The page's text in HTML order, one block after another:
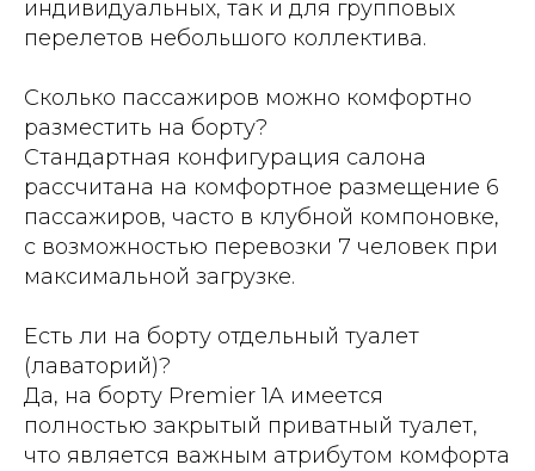
индивидуальных, так и для групповых
перелетов небольшого коллектива.
Сколько пассажиров можно комфортно
разместить на борту?
Стандартная конфигурация салона
рассчитана на комфортное размещение 6
пассажиров, часто в клубной компоновке,
с возможностью перевозки 7 человек при
максимальной загрузке.
Есть ли на борту отдельный туалет
(лаваторий)?
Да, на борту Premier 1A имеется
полностью закрытый приватный туалет,
что является важным атрибутом комфорта